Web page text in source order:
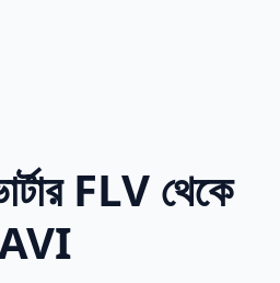
FLV থেকে